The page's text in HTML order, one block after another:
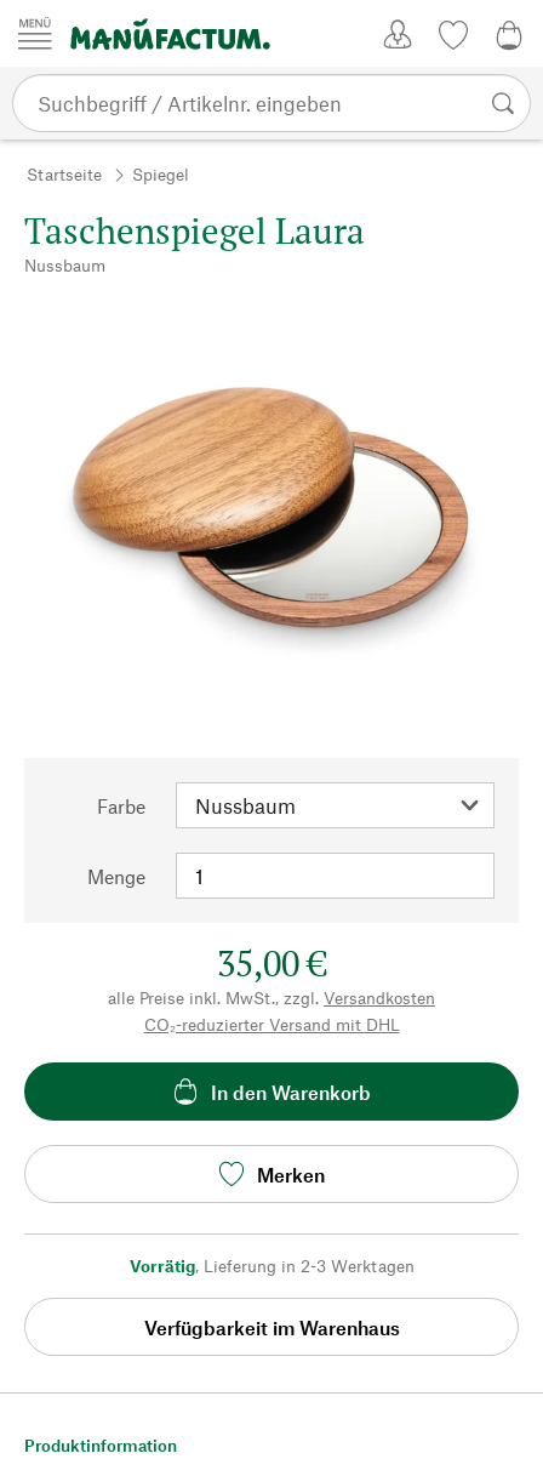
Zum Inhalt springen
Startseite Spiegel
Taschenspiegel Laura
Nussbaum
Farbe
Menge
35,00 €
alle Preise inkl. MwSt., zzgl. Versandkosten
CO₂-reduzierter Versand mit DHL
In den Warenkorb
Merken
Vorrätig, Lieferung in 2-3 Werktagen
Verfügbarkeit im Warenhaus
Produktinformation